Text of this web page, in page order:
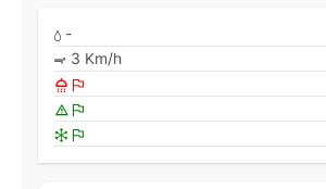
-
3 Km/h